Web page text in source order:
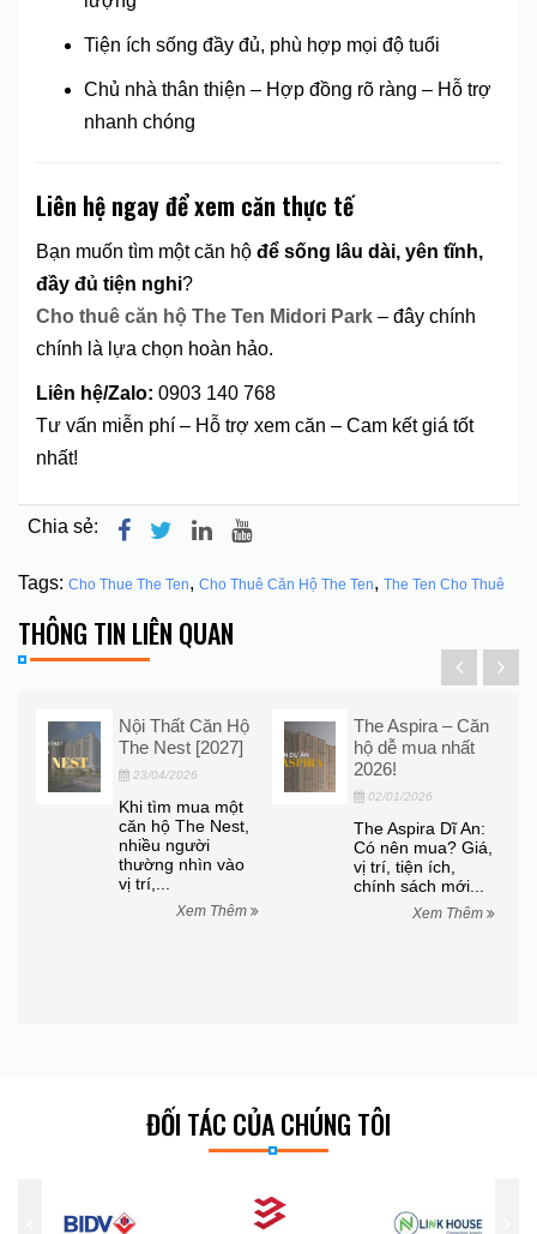
Tiện ích sống đầy đủ, phù hợp mọi độ tuổi
Chủ nhà thân thiện – Hợp đồng rõ ràng – Hỗ trợ
nhanh chóng
Liên hệ ngay để xem căn thực tế
Bạn muốn tìm một căn hộ để sống lâu dài, yên tĩnh,
đầy đủ tiện nghi?
Cho thuê căn hộ The Ten Midori Park – đây chính
chính là lựa chọn hoàn hảo.
Liên hệ/Zalo: 0903 140 768
Tư vấn miễn phí – Hỗ trợ xem căn – Cam kết giá tốt
nhất!
Chia sẻ:
Tags: Cho Thue The Ten, Cho Thuê Căn Hộ The Ten, The Ten Cho Thuê
THÔNG TIN LIÊN QUAN
Nội Thất Căn Hộ
The Nest [2027]
23/04/2026
Khi tìm mua một
căn hộ The Nest,
nhiều người
thường nhìn vào
vị trí,...
Xem Thêm
The Aspira – Căn
hộ dễ mua nhất
2026!
02/01/2026
The Aspira Dĩ An:
Có nên mua? Giá,
vị trí, tiện ích,
chính sách mới...
Xem Thêm
ĐỐI TÁC CỦA CHÚNG TÔI